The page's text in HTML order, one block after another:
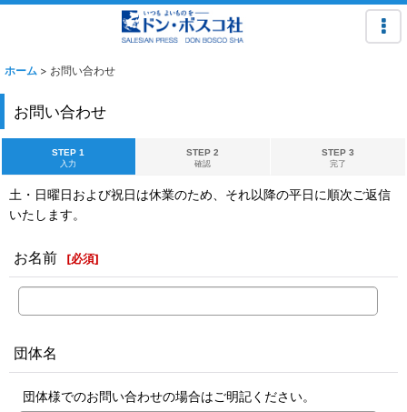
ホーム > お問い合わせ
お問い合わせ
STEP 1
入力
STEP 2
確認
STEP 3
完了
土・日曜日および祝日は休業のため、それ以降の平日に順次ご返信
いたします。
お名前 [必須]
団体名
団体様でのお問い合わせの場合はご明記ください。